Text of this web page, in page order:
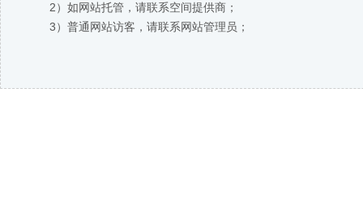
2）如网站托管，请联系空间提供商；
3）普通网站访客，请联系网站管理员；